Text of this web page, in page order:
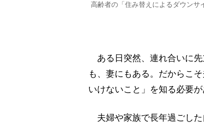
高齢者の「住み替えによるダウンサ
ある日突然、連れ合いに
も、妻にもある。だからこ
いけないこと」を知る必要が
夫婦や家族で長年過ごした